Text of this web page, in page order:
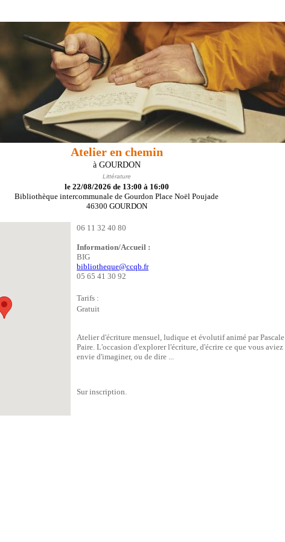
Atelier en chemin
à GOURDON
Littérature
le 22/08/2026 de 13:00 à 16:00
Bibliothèque intercommunale de Gourdon Place Noël Poujade
46300 GOURDON
06 11 32 40 80
Information/Accueil :
BIG
bibliotheque@ccqb.fr
05 65 41 30 92
Tarifs :
Gratuit
Atelier d'écriture mensuel, ludique et évolutif animé par Pascale
Paire. L'occasion d'explorer l'écriture, d'écrire ce que vous aviez
envie d'imaginer, ou de dire ...
Sur inscription.